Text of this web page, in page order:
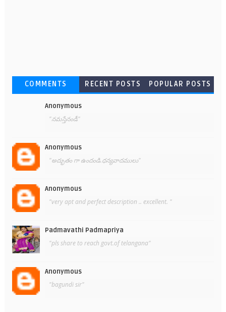
COMMENTS RECENT POSTS POPULAR POSTS
Anonymous
"నమస్తేనండీ"
Anonymous
"అద్భుతం గా ఉందండి.ధన్యవాదములు"
Anonymous
"very apt and perfect description .. excellent. "
Padmavathi Padmapriya
"pls share to reach govt.of telangana"
Anonymous
"bagundi sir"